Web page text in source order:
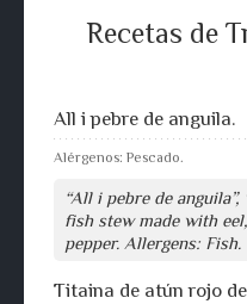
Recetas de
All i pebre de anguila.
Alérgenos: Pescado.
“All i pebre de
fish stew made with
pepper. Allergens: Fish.
Titaina de atún rojo